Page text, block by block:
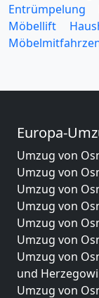
Entrümpelung
Möbellift
Europa-
Umzug von
Umzug von
Umzug von
Umzug von
Umzug von
Umzug von
Umzug von
und
Umzug von